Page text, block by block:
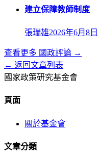
建立保障教師制度
張瑞雄2026年6月8日
查看更多 國政評論 →
← 返回文章列表
國家政策研究基金會
頁面
關於基金會
文章分類